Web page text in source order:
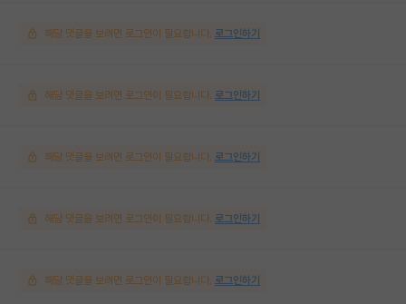
해당 댓글을 보려면 로그인이 필요합니다. 로그인하기
해당 댓글을 보려면 로그인이 필요합니다. 로그인하기
해당 댓글을 보려면 로그인이 필요합니다. 로그인하기
해당 댓글을 보려면 로그인이 필요합니다. 로그인하기
해당 댓글을 보려면 로그인이 필요합니다. 로그인하기